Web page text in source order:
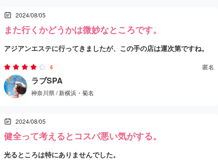
【総評】
全体的に特別な変化はなく、以前とほぼ同じ雰囲気。
ただし、年齢にこだわらず、落ち着いた雰囲気の施術を求める方に
は合っている可能性も。
良いかと思います。
も見た目は悪くなく、結果的に満足できました。
圧。オイルマッサージをするか聞かれましたが、洗い流すのが面倒
だったので今回は断りました。それでも、オイタには寛容でリラッ
クスできました。
全体的に悪くない印象だったので、次回はママさん以外のセラピス
トさんも試してみたいと思い、再訪を予定しています。
2024/08/05
また行くかどうかは微妙なところです。
アジアンエステに行ってきましたが、この手の店は運次第ですね。
近くの店が閉店してから新しくオープンしたようです。
担当してくれた姫は普通に可愛らしく、現地でも夜のお店で働いて
いるそうです。愛想もよく、接客態度は良かったです。ただし、英
す。
4 匿名
ラブSPA
神奈川県 / 新横浜・菊名
2024/08/05
健全って考えるとコスパ悪い気がする。
光るところは特にありませんでした。